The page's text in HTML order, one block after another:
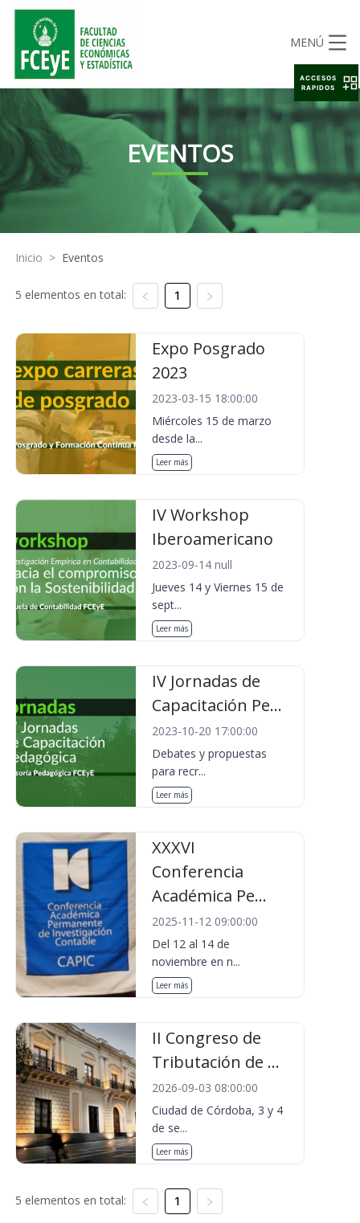
MENÚ
EVENTOS
Inicio > Eventos
5 elementos en total: 1
Expo Posgrado
2023
2023-03-15 18:00:00
Miércoles 15 de marzo
desde la...
Leer más
IV Workshop
Iberoamericano
2023-09-14 null
Jueves 14 y Viernes 15 de
sept...
Leer más
IV Jornadas de
Capacitación Pe...
2023-10-20 17:00:00
Debates y propuestas
para recr...
Leer más
XXXVI
Conferencia
Académica Pe...
2025-11-12 09:00:00
Del 12 al 14 de
noviembre en n...
Leer más
II Congreso de
Tributación de ...
2026-09-03 08:00:00
Ciudad de Córdoba, 3 y 4
de se...
Leer más
5 elementos en total: 1
ACCESOS
RAPIDOS